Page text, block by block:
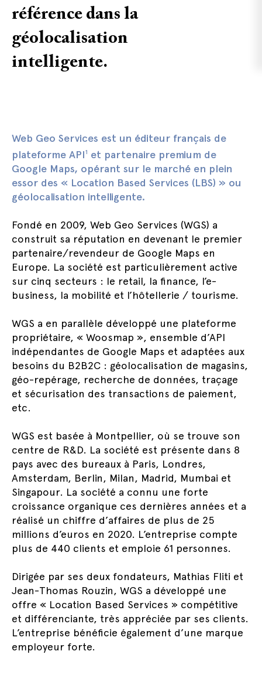
référence dans la
géolocalisation
intelligente.
Web Geo Services est un éditeur français de
plateforme API1
et partenaire premium de
Google Maps, opérant sur le marché en plein
essor des « Location Based Services (LBS) » ou
géolocalisation intelligente.
Fondé en 2009, Web Geo Services (WGS) a
construit sa réputation en devenant le premier
partenaire/revendeur de Google Maps en
Europe. La société est particulièrement active
sur cinq secteurs : le retail, la finance, l’e-
business, la mobilité et l’hôtellerie / tourisme.
WGS a en parallèle développé une plateforme
propriétaire, « Woosmap », ensemble d’API
indépendantes de Google Maps et adaptées aux
besoins du B2B2C : géolocalisation de magasins,
géo-repérage, recherche de données, traçage
et sécurisation des transactions de paiement,
etc.
WGS est basée à Montpellier, où se trouve son
centre de R&D. La société est présente dans 8
pays avec des bureaux à Paris, Londres,
Amsterdam, Berlin, Milan, Madrid, Mumbai et
Singapour. La société a connu une forte
croissance organique ces dernières années et a
réalisé un chiffre d’affaires de plus de 25
millions d’euros en 2020. L’entreprise compte
plus de 440 clients et emploie 61 personnes.
Dirigée par ses deux fondateurs, Mathias Fliti et
Jean-Thomas Rouzin, WGS a développé une
offre « Location Based Services » compétitive
et différenciante, très appréciée par ses clients.
L’entreprise bénéficie également d’une marque
employeur forte.